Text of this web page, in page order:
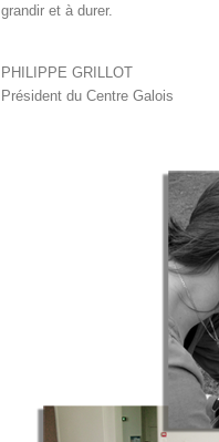
grandir et à durer.
PHILIPPE GRILLOT
Président du Centre Galois